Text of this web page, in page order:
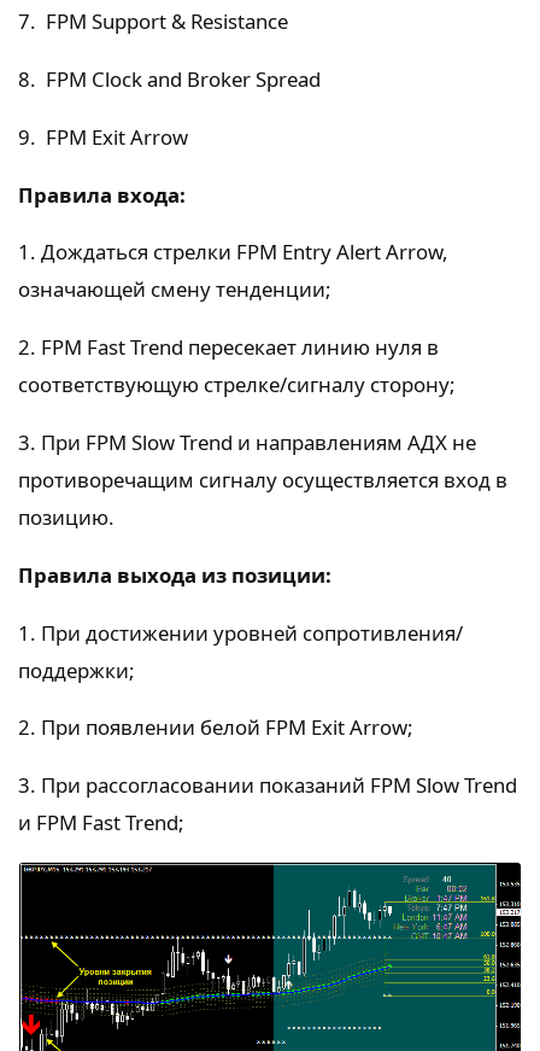
7. FPM Support & Resistance
8. FPM Clock and Broker Spread
9. FPM Exit Arrow
Правила входа:
1. Дождаться стрелки FPM Entry Alert Arrow,
означающей смену тенденции;
2. FPM Fast Trend пересекает линию нуля в
соответствующую стрелке/сигналу сторону;
3. При FPM Slow Trend и направлениям АДХ не
противоречащим сигналу осуществляется вход в
позицию.
Правила выхода из позиции:
1. При достижении уровней сопротивления/
поддержки;
2. При появлении белой FPM Exit Arrow;
3. При рассогласовании показаний FPM Slow Trend
и FPM Fast Trend;